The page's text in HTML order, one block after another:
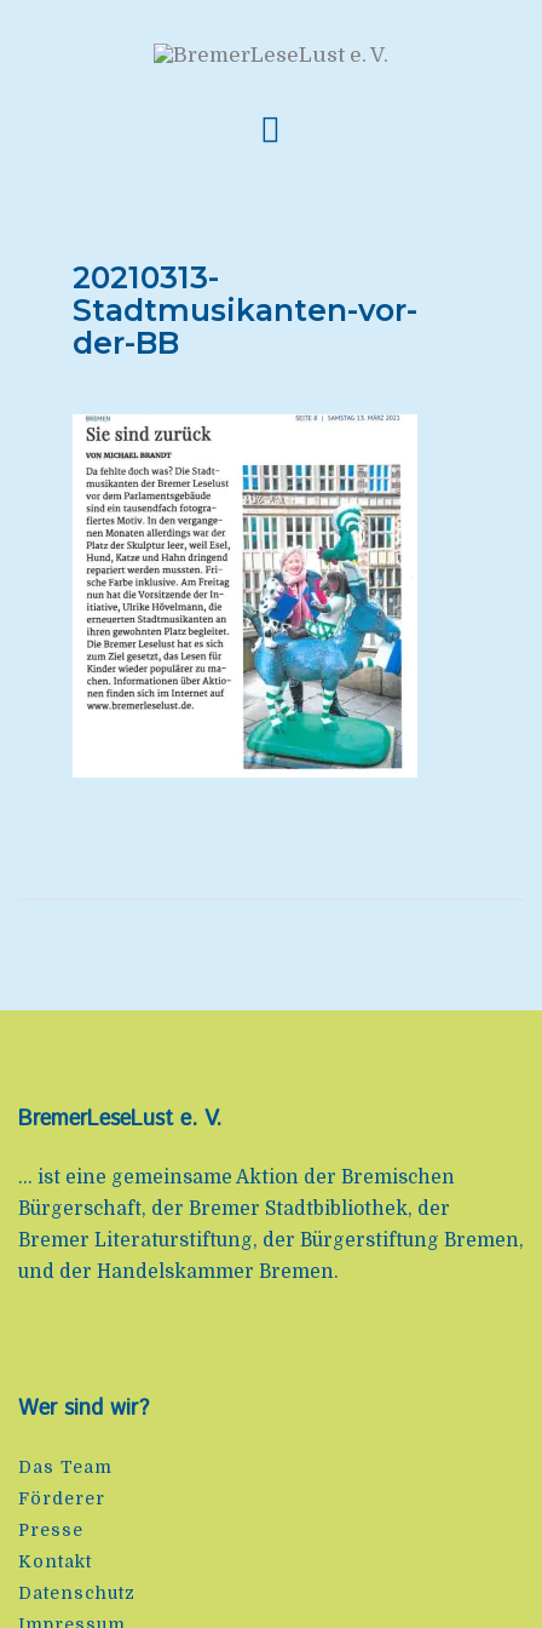
20210313-
Stadtmusikanten-vor-
der-BB
BremerLeseLust e. V.
... ist eine gemeinsame Aktion der Bremischen
Bürgerschaft, der Bremer Stadtbibliothek, der
Bremer Literaturstiftung, der Bürgerstiftung Bremen,
und der Handelskammer Bremen.
Wer sind wir?
Das Team
Förderer
Presse
Kontakt
Datenschutz